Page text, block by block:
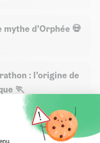
d’Orphée 💀
: l’origine de
🏃
: le tournant
médique ⚔🔥